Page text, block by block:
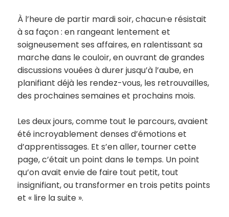
À l’heure de partir mardi soir, chacun·e résistait
à sa façon : en rangeant lentement et
soigneusement ses affaires, en ralentissant sa
marche dans le couloir, en ouvrant de grandes
discussions vouées à durer jusqu’à l’aube, en
planifiant déjà les rendez-vous, les retrouvailles,
des prochaines semaines et prochains mois.
Les deux jours, comme tout le parcours, avaient
été incroyablement denses d’émotions et
d’apprentissages. Et s’en aller, tourner cette
page, c’était un point dans le temps. Un point
qu’on avait envie de faire tout petit, tout
insignifiant, ou transformer en trois petits points
et « lire la suite ».